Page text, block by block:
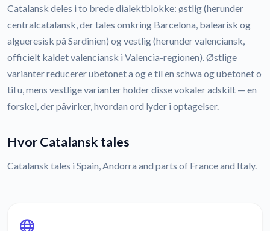
Catalansk deles i to brede dialektblokke: østlig (herunder
centralcatalansk, der tales omkring Barcelona, balearisk og
algueresisk på Sardinien) og vestlig (herunder valenciansk,
officielt kaldet valenciansk i Valencia-regionen). Østlige
varianter reducerer ubetonet a og e til en schwa og ubetonet o
til u, mens vestlige varianter holder disse vokaler adskilt — en
forskel, der påvirker, hvordan ord lyder i optagelser.
Hvor Catalansk tales
Catalansk tales i Spain, Andorra and parts of France and Italy.